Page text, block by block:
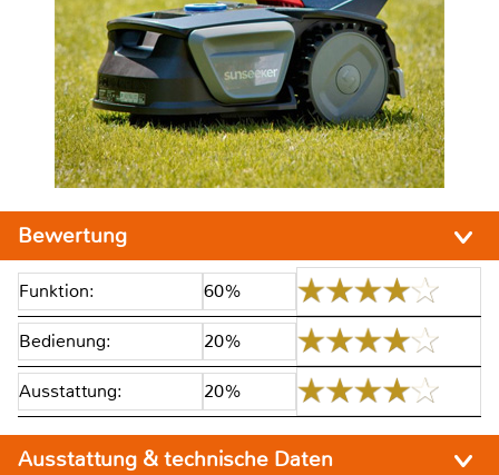
Bewertung
Funktion: 60%
Bedienung: 20%
Ausstattung: 20%
Ausstattung & technische Daten